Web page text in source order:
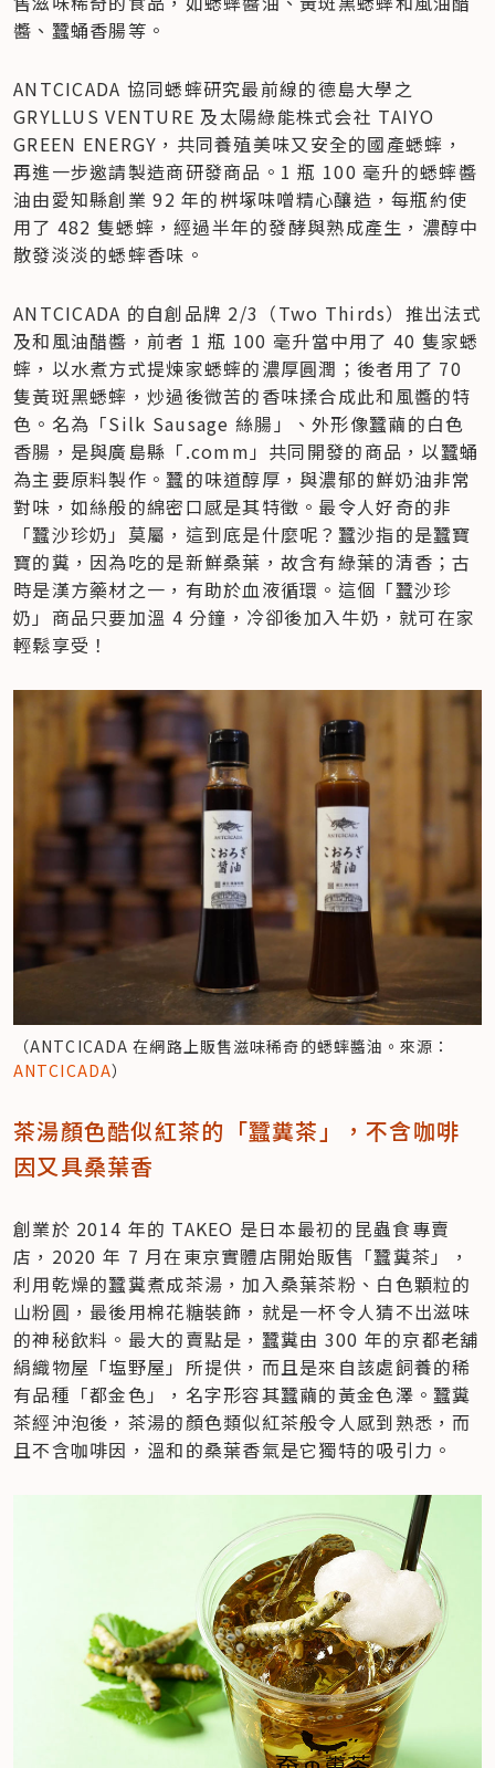
醬、蠶蛹香腸等。
ANTCICADA 協同蟋蟀研究最前線的德島大學之
GRYLLUS VENTURE 及太陽綠能株式会社 TAIYO
GREEN ENERGY，共同養殖美味又安全的國產蟋蟀，
再進一步邀請製造商研發商品。1 瓶 100 毫升的蟋蟀醬
油由愛知縣創業 92 年的桝塚味噌精心釀造，每瓶約使
用了 482 隻蟋蟀，經過半年的發酵與熟成產生，濃醇中
散發淡淡的蟋蟀香味。
ANTCICADA 的自創品牌 2/3（Two Thirds）推出法式
及和風油醋醬，前者 1 瓶 100 毫升當中用了 40 隻家蟋
蟀，以水煮方式提煉家蟋蟀的濃厚圓潤；後者用了 70
隻黃斑黑蟋蟀，炒過後微苦的香味揉合成此和風醬的特
色。名為「Silk Sausage 絲腸」、外形像蠶繭的白色
香腸，是與廣島縣「.comm」共同開發的商品，以蠶蛹
為主要原料製作。蠶的味道醇厚，與濃郁的鮮奶油非常
對味，如絲般的綿密口感是其特徵。最令人好奇的非
「蠶沙珍奶」莫屬，這到底是什麼呢？蠶沙指的是蠶寶
寶的糞，因為吃的是新鮮桑葉，故含有綠葉的清香；古
時是漢方藥材之一，有助於血液循環。這個「蠶沙珍
奶」商品只要加溫 4 分鐘，冷卻後加入牛奶，就可在家
輕鬆享受！
（ANTCICADA 在網路上販售滋味稀奇的蟋蟀醬油。來源：
ANTCICADA）
茶湯顏色酷似紅茶的「蠶糞茶」，不含咖啡
因又具桑葉香
創業於 2014 年的 TAKEO 是日本最初的昆蟲食專賣
店，2020 年 7 月在東京實體店開始販售「蠶糞茶」，
利用乾燥的蠶糞煮成茶湯，加入桑葉茶粉、白色顆粒的
山粉圓，最後用棉花糖裝飾，就是一杯令人猜不出滋味
的神秘飲料。最大的賣點是，蠶糞由 300 年的京都老舖
絹織物屋「塩野屋」所提供，而且是來自該處飼養的稀
有品種「都金色」，名字形容其蠶繭的黃金色澤。蠶糞
茶經沖泡後，茶湯的顏色類似紅茶般令人感到熟悉，而
且不含咖啡因，溫和的桑葉香氣是它獨特的吸引力。